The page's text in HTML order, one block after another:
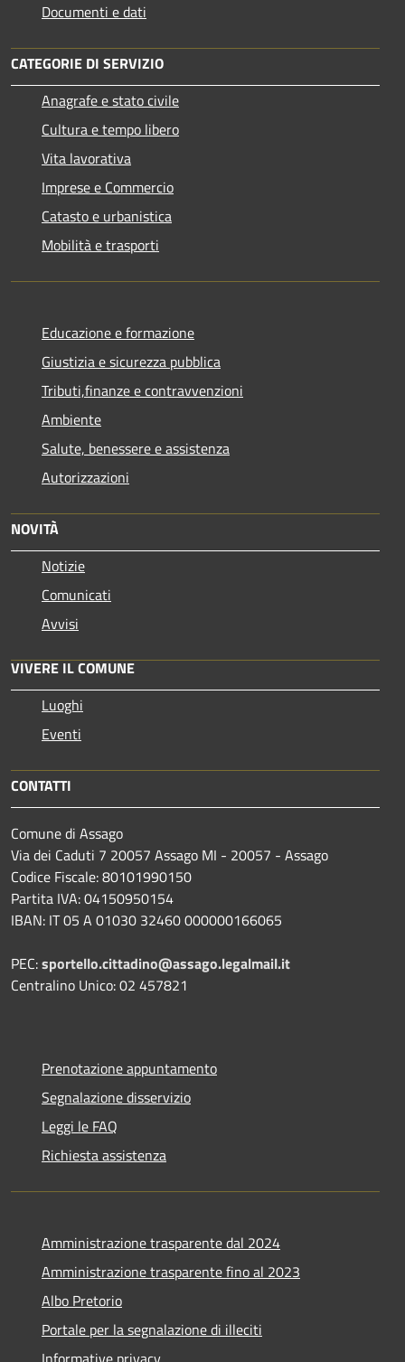
Documenti e dati
CATEGORIE DI SERVIZIO
Anagrafe e stato civile
Cultura e tempo libero
Vita lavorativa
Imprese e Commercio
Catasto e urbanistica
Mobilità e trasporti
Educazione e formazione
Giustizia e sicurezza pubblica
Tributi,finanze e contravvenzioni
Ambiente
Salute, benessere e assistenza
Autorizzazioni
NOVITÀ
Notizie
Comunicati
Avvisi
VIVERE IL COMUNE
Luoghi
Eventi
CONTATTI
Comune di Assago
Via dei Caduti 7 20057 Assago MI - 20057 - Assago
Codice Fiscale: 80101990150
Partita IVA: 04150950154
IBAN: IT 05 A 01030 32460 000000166065
PEC:sportello.cittadino@assago.legalmail.it
Centralino Unico: 02 457821
Prenotazione appuntamento
Segnalazione disservizio
Leggi le FAQ
Richiesta assistenza
Amministrazione trasparente dal 2024
Amministrazione trasparente fino al 2023
Albo Pretorio
Portale per la segnalazione di illeciti